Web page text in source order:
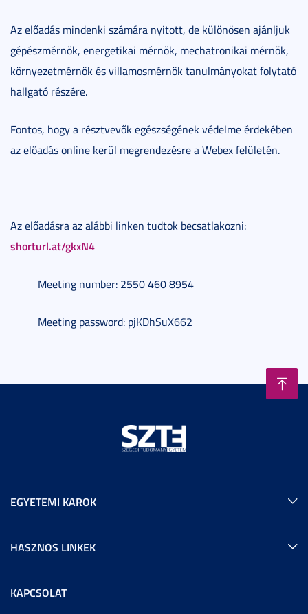
Az előadás mindenki számára nyitott, de különösen ajánljuk
gépészmérnök, energetikai mérnök, mechatronikai mérnök,
környezetmérnök és villamosmérnök tanulmányokat folytató
hallgató részére.
Fontos, hogy a résztvevők egészségének védelme érdekében
az előadás online kerül megrendezésre a Webex felületén.
Az előadásra az alábbi linken tudtok becsatlakozni:
shorturl.at/gkxN4
Meeting number: 2550 460 8954
Meeting password: pjKDhSuX662
EGYETEMI KAROK
HASZNOS LINKEK
KAPCSOLAT